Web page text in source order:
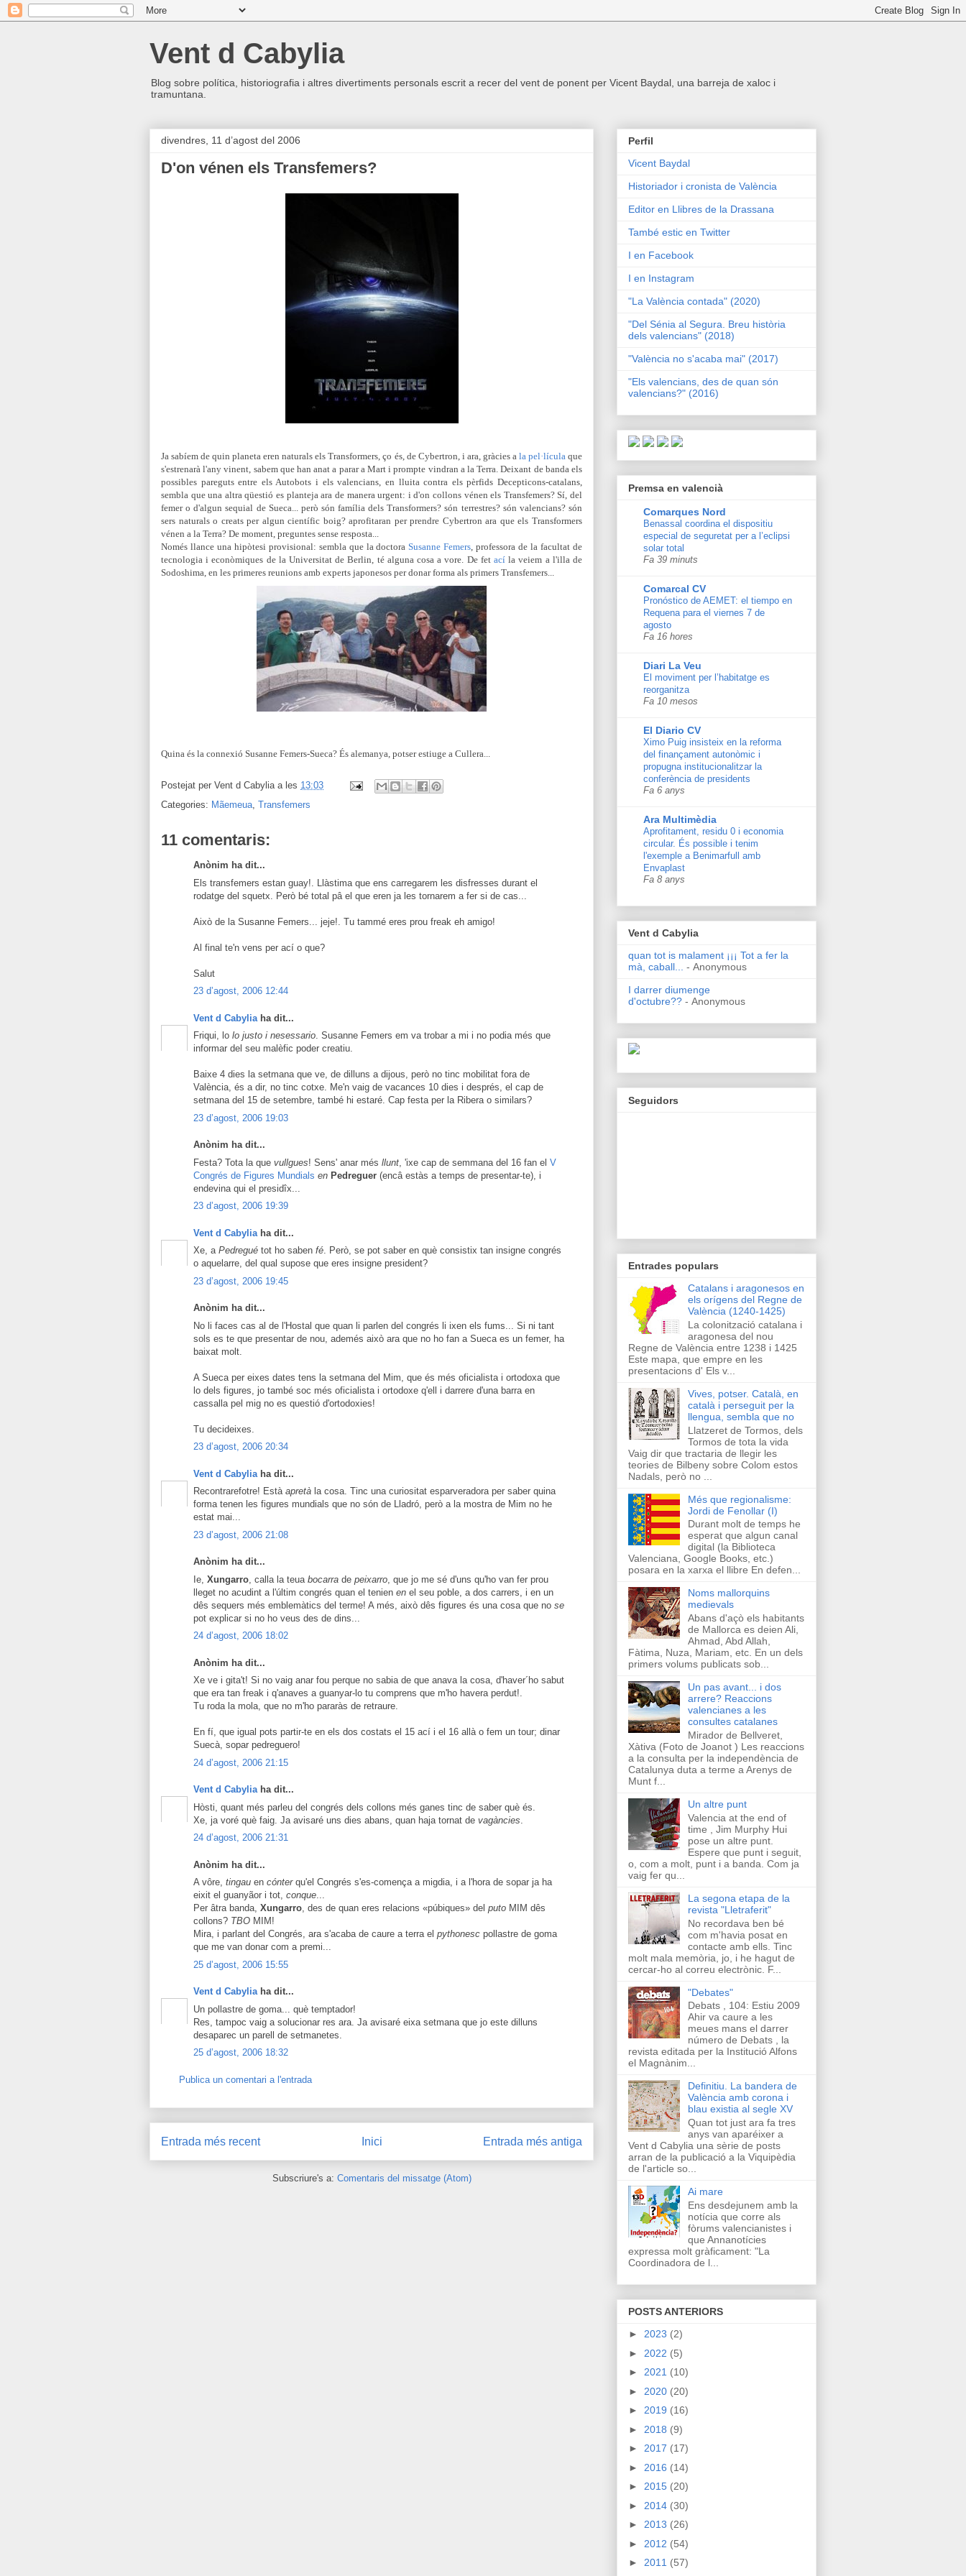
Vent d Cabylia
Blog sobre política, historiografia i altres divertiments personals escrit a recer del vent de ponent per Vicent Baydal, una barreja de xaloc i
tramuntana.
divendres, 11 d’agost del 2006
D'on vénen els Transfemers?
Ja sabíem de quin planeta eren naturals els Transformers, ço és, de Cybertron, i ara, gràcies a la pel·lículaque
s'estrenarà l'any vinent, sabem que han anat a parar a Mart i prompte vindran a la Terra. Deixant de banda els
possibles paregutsentre els Autobots i els valencians, en lluita contra els pèrfids Decepticons-catalans,
sembla que una altra qüestió es planteja ara de manera urgent: i d'on collons vénen els Transfemers? Sí, del
femer o d'algun sequial de Sueca... però són família dels Transformers? són terrestres? són valencians? són
sers naturals o creats per algun científic boig? aprofitaran per prendre Cybertron ara que els Transformers
vénen a la Terra? De moment, preguntes sense resposta...
Només llance una hipòtesi provisional: sembla que la doctoraSusanne Femers, professora de la facultat de
tecnologia i econòmiques de la Universitat de Berlin, té alguna cosa a vore. De fet acíla veiem a l'illa de
Sodoshima, en les primeres reunions amb experts japonesos per donar forma als primers Transfemers...
Quina és la connexió Susanne Femers-Sueca? És alemanya, potser estiuge a Cullera...
Postejat per Vent d Cabylia a les 13:03
Categories: Mãemeua, Transfemers
11 comentaris:
Anònim ha dit...
Els transfemers estan guay!. Llàstima que ens carregarem les disfresses durant el
rodatge del squetx. Però bé total pâ el que eren ja les tornarem a fer si de cas...
Això de la Susanne Femers... jeje!. Tu tammé eres prou freak eh amigo!
Al final te'n vens per ací o que?
Salut
23 d’agost, 2006 12:44
Vent d Cabylia ha dit...
Friqui, lo lo justo i nesessario. Susanne Femers em va trobar a mi i no podia més que
informar del seu malèfic poder creatiu.
Baixe 4 dies la setmana que ve, de dilluns a dijous, però no tinc mobilitat fora de
València, és a dir, no tinc cotxe. Me'n vaig de vacances 10 dies i després, el cap de
setmana del 15 de setembre, també hi estaré. Cap festa per la Ribera o similars?
23 d’agost, 2006 19:03
Anònim ha dit...
Festa? Tota la que vullgues! Sens' anar més llunt , 'ixe cap de semmana del 16 fan el V
Congrés de Figures Mundials en Pedreguer (encâ estàs a temps de presentar-te), i
endevina qui el presidîx...
23 d’agost, 2006 19:39
Vent d Cabylia ha dit...
Xe, a Pedregué tot ho saben fé. Però, se pot saber en què consistix tan insigne congrés
o aquelarre, del qual supose que eres insigne president?
23 d’agost, 2006 19:45
Anònim ha dit...
No li faces cas al de l'Hostal que quan li parlen del congrés li ixen els fums... Si ni tant
sols es te que presentar de nou, ademés això ara que no ho fan a Sueca es un femer, ha
baixat molt.
A Sueca per eixes dates tens la setmana del Mim, que és més oficialista i ortodoxa que
lo dels figures, jo també soc més oficialista i ortodoxe q'ell i darrere d'una barra en
cassalla pel mig no es questió d'ortodoxies!
Tu decideixes.
23 d’agost, 2006 20:34
Vent d Cabylia ha dit...
Recontrarefotre! Està apretà la cosa. Tinc una curiositat esparveradora per saber quina
forma tenen les figures mundials que no són de Lladró, però a la mostra de Mim no he
estat mai...
23 d’agost, 2006 21:08
Anònim ha dit...
Ie, Xungarro , calla la teua bocarra de peixarro , que jo me sé d'uns qu'ho van fer prou
lleget no acudint a l'últim congrés quan el tenien en el seu poble, a dos carrers, i en un
dês sequers més emblemàtics del terme! A més, això dês figures és una cosa que no se
pot explicar si no ho veus des de dins...
24 d’agost, 2006 18:02
Anònim ha dit...
Xe ve i gita't! Si no vaig anar fou perque no sabia de que anava la cosa, d'haver´ho sabut
que era tan freak i q'anaves a guanyar-lo tu comprens que m'ho havera perdut!.
Tu roda la mola, que no m'ho pararàs de retraure.
En fí, que igual pots partir-te en els dos costats el 15 ací i el 16 allà o fem un tour; dinar
Suecà, sopar pedreguero!
24 d’agost, 2006 21:15
Vent d Cabyliaha dit...
Hòsti, quant més parleu del congrés dels collons més ganes tinc de saber què és.
Xe, ja voré què faig. Ja avisaré uns dies abans, quan haja tornat de vagàncies
24 d’agost, 2006 21:31
Anònim ha dit...
A vôre, tingau en cónterqu'el Congrés s'es-comença a migdia, i a l'hora de sopar ja ha
eixit el guanyãor i tot, conque...
Per âtra banda, Xungarro, des de quan eres relacions «púbiques» del puto MIM dês
collons? TBO MIM!
Mira, i parlant del Congrés, ara s'acaba de caure a terra el pythonesc pollastre de goma
que me van donar com a premi...
25 d’agost, 2006 15:55
Vent d Cabyliaha dit...
Un pollastre de goma... què temptador!
Res, tampoc vaig a solucionar res ara. Ja avisaré eixa setmana que jo este dilluns
desaparec un parell de setmanetes.
25 d’agost, 2006 18:32
Publica un comentari a l'entrada
Entrada més recent Entrada més antiga
Inici
Subscriure's a: Comentaris del missatge (Atom)
Perfil
Vicent Baydal
Historiador i cronista de València
Editor en Llibres de la Drassana
També estic en Twitter
I en Facebook
I en Instagram
"La València contada" (2020)
"Del Sénia al Segura. Breu història
dels valencians" (2018)
"València no s'acaba mai" (2017)
"Els valencians, des de quan són
valencians?" (2016)
Premsa en valencià
Comarques Nord
Benassal coordina el dispositiu
especial de seguretat per a l’eclipsi
solar total
Fa 39 minuts
Comarcal CV
Pronóstico de AEMET: el tiempo en
Requena para el viernes 7 de
agosto
Fa 16 hores
Diari La Veu
El moviment per l’habitatge es
reorganitza
Fa 10 mesos
El Diario CV
Ximo Puig insisteix en la reforma
del finançament autonòmic i
propugna institucionalitzar la
conferència de presidents
Fa 6 anys
Ara Multimèdia
Aprofitament, residu 0 i economia
circular. És possible i tenim
l'exemple a Benimarfull amb
Envaplast
Fa 8 anys
Vent d Cabylia
quan tot is malament ¡¡¡ Tot a fer la
mà, caball...
- Anonymous
I darrer diumenge
d'octubre?? - Anonymous
Seguidors
Entrades populars
Catalans i aragonesos en
els orígens del Regne de
València (1240-1425)
La colonització catalana i
aragonesa del nou
Regne de València entre 1238 i 1425
Este mapa, que empre en les
presentacions d' Els v...
Vives, potser. Català, en
català i perseguit per la
llengua, sembla que no
Llatzeret de Tormos, dels
Tormos de tota la vida
Vaig dir que tractaria de llegir les
teories de Bilbeny sobre Colom estos
Nadals, però no ...
Més que regionalisme:
Jordi de Fenollar (I)
Durant molt de temps he
esperat que algun canal
digital (la Biblioteca
Valenciana, Google Books, etc.)
posara en la xarxa el llibre En defen...
Noms mallorquins
medievals
Abans d'açò els habitants
de Mallorca es deien Ali,
Ahmad, Abd Allah,
Fàtima, Nuza, Mariam, etc. En un dels
primers volums publicats sob...
Un pas avant... i dos
arrere? Reaccions
valencianes a les
consultes catalanes
Mirador de Bellveret,
Xàtiva (Foto de Joanot ) Les reaccions
a la consulta per la independència de
Catalunya duta a terme a Arenys de
Munt f...
Un altre punt
Valencia at the end of
time , Jim Murphy Hui
pose un altre punt.
Espere que punt i seguit,
o, com a molt, punt i a banda. Com ja
vaig fer qu...
La segona etapa de la
revista "Lletraferit"
No recordava ben bé
com m'havia posat en
contacte amb ells. Tinc
molt mala memòria, jo, i he hagut de
cercar-ho al correu electrònic. F...
"Debates"
Debats , 104: Estiu 2009
Ahir va caure a les
meues mans el darrer
número de Debats , la
revista editada per la Institució Alfons
el Magnànim...
Definitiu. La bandera de
València amb corona i
blau existia al segle XV
Quan tot just ara fa tres
anys van aparéixer a
Vent d Cabylia una sèrie de posts
arran de la publicació a la Viquipèdia
de l'article so...
Ai mare
Ens desdejunem amb la
notícia que corre als
fòrums valencianistes i
que Annanotícies
expressa molt gràficament: "La
Coordinadora de l...
POSTS ANTERIORS
► 2023 (2)
► 2022 (5)
► 2021 (10)
► 2020 (20)
► 2019 (16)
► 2018 (9)
► 2017 (17)
► 2016 (14)
► 2015 (20)
► 2014 (30)
► 2013 (26)
► 2012 (54)
► 2011 (57)